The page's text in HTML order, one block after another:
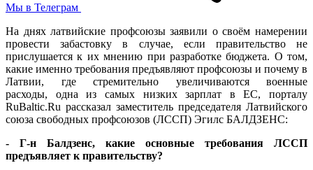
Мы в Телеграм
На днях латвийские профсоюзы заявили о своём намерении
провести забастовку в случае, если правительство не
прислушается к их мнению при разработке бюджета. О том,
какие именно требования предъявляют профсоюзы и почему в
Латвии, где стремительно увеличиваются военные
расходы, одна из самых низких зарплат в ЕС, порталу
RuBaltic.Ru рассказал заместитель председателя Латвийского
союза свободных профсоюзов (ЛССП) Эгилс БАЛДЗЕНС:
- Г-н Балдзенс, какие основные требования ЛССП
предъявляет к правительству?